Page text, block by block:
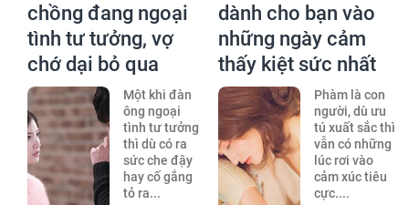
chồng đang ngoại
tình tư tưởng, vợ
chớ dại bỏ qua
Một khi đàn
ông ngoại
tình tư tưởng
thì dù có ra
sức che đậy
hay cố gắng
tỏ ra...
dành cho bạn vào
những ngày cảm
thấy kiệt sức nhất
Phàm là con
người, dù ưu
tú xuất sắc thì
vẫn có những
lúc rơi vào
cảm xúc tiêu
cực....